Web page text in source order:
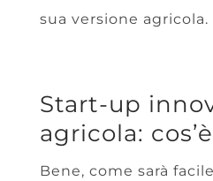
sua versione agricola.
Start-up
agricola: cos’è
Bene, come sarà